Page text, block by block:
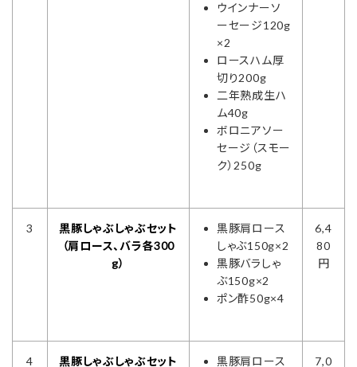
ウインナーソ
ーセージ120g
×2
ロースハム厚
切り200g
二年熟成生ハ
ム40g
ボロニアソー
セージ（スモー
ク）250g
3
黒豚しゃぶしゃぶセット
（肩ロース、バラ各300
g）
黒豚肩ロース
しゃぶ150g×2
黒豚バラしゃ
ぶ150g×2
ポン酢50g×4
6,4
80
円
4 黒豚しゃぶしゃぶセット 黒豚肩ロース 7,0